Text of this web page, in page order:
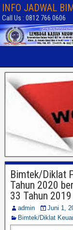
INFO JADWAL
Call Us : 0812 766 0606
Bimtek/Diklat
Tahun 2020
33 Tahun 2019
admin
Juni 1,
Bimtek/Diklat